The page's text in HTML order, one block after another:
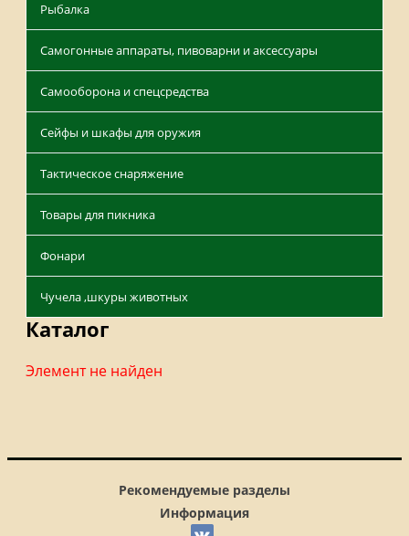
Рыбалка
Самогонные аппараты, пивоварни и аксессуары
Самооборона и спецсредства
Сейфы и шкафы для оружия
Тактическое снаряжение
Товары для пикника
Фонари
Чучела ,шкуры животных
Каталог
Элемент не найден
Рекомендуемые разделы
Информация